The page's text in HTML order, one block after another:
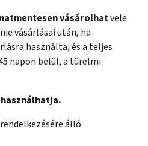
vásárolhatvele.
vásárlásai után, ha
használta, és a teljes
napon belül, a türelmi
álló